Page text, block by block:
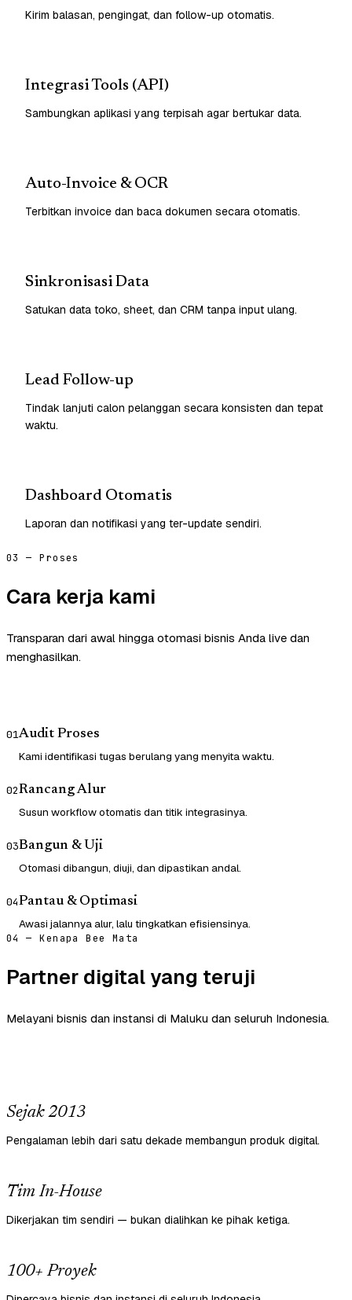
Kirim balasan, pengingat, dan follow-up otomatis.
Integrasi Tools (API)
Sambungkan aplikasi yang terpisah agar bertukar data.
Auto-Invoice & OCR
Terbitkan invoice dan baca dokumen secara otomatis.
Sinkronisasi Data
Satukan data toko, sheet, dan CRM tanpa input ulang.
Lead Follow-up
Tindak lanjuti calon pelanggan secara konsisten dan tepat
waktu.
Dashboard Otomatis
Laporan dan notifikasi yang ter-update sendiri.
03 — Proses
Cara kerja kami
Transparan dari awal hingga otomasi bisnis Anda live dan
menghasilkan.
01Audit Proses
Kami identifikasi tugas berulang yang menyita waktu.
02Rancang Alur
Susun workflow otomatis dan titik integrasinya.
03Bangun & Uji
Otomasi dibangun, diuji, dan dipastikan andal.
04Pantau & Optimasi
Awasi jalannya alur, lalu tingkatkan efisiensinya.
04 — Kenapa Bee Mata
Partner digital yang teruji
Melayani bisnis dan instansi di Maluku dan seluruh Indonesia.
Sejak 2013
Pengalaman lebih dari satu dekade membangun produk digital.
Tim In-House
Dikerjakan tim sendiri — bukan dialihkan ke pihak ketiga.
100+ Proyek